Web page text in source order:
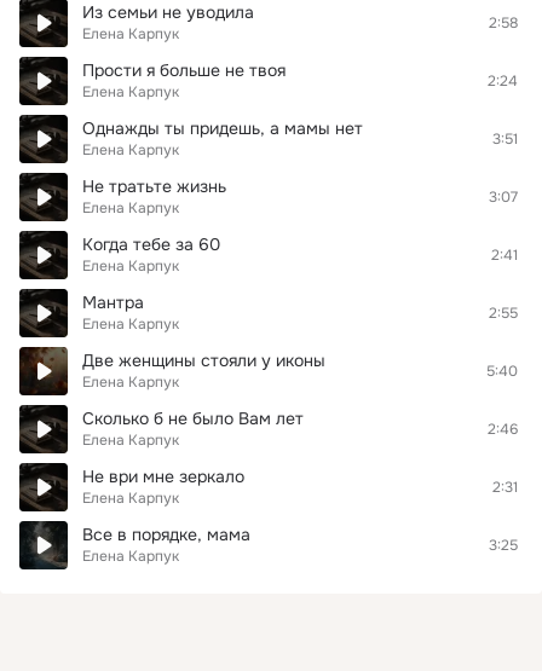
Из семьи не уводила
Елена Карпук
2:58
Прости я больше не твоя
Елена Карпук
2:24
Однажды ты придешь, а мамы нет
Елена Карпук
3:51
Не тратьте жизнь
Елена Карпук
3:07
Когда тебе за 60
Елена Карпук
2:41
Мантра
Елена Карпук
2:55
Две женщины стояли у иконы
Елена Карпук
5:40
Сколько б не было Вам лет
Елена Карпук
2:46
Не ври мне зеркало
Елена Карпук
2:31
Все в порядке, мама
Елена Карпук
3:25